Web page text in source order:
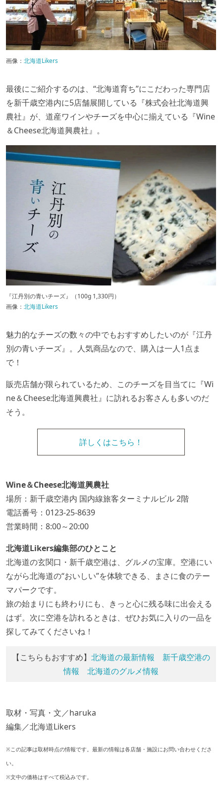
画像： 北海道Likers
最後にご紹介するのは、“北海道育ち”にこだわった専門店
を新千歳空港内に5店舗展開している『株式会社北海道興
農社』が、道産ワインやチーズを中心に揃えている『Wine
＆Cheese北海道興農社』。
『江丹別の青いチーズ』（100g 1,330円）
画像： 北海道Likers
魅力的なチーズの数々の中でもおすすめしたいのが『江丹
別の青いチーズ』。人気商品なので、購入は一人1点ま
で！
販売店舗が限られているため、このチーズを目当てに『Wi
ne＆Cheese北海道興農社』に訪れるお客さんも多いのだ
そう。
詳しくはこちら！
Wine＆Cheese北海道興農社
場所：新千歳空港内 国内線旅客ターミナルビル 2階
電話番号：0123-25-8639
営業時間：8:00～20:00
北海道Likers編集部のひとこと
北海道の玄関口・新千歳空港は、グルメの宝庫。空港にい
ながら北海道の“おいしい”を体験できる、まさに食のテー
マパークです。
旅の始まりにも終わりにも、きっと心に残る味に出会える
はず。次に空港を訪れるときは、ぜひお気に入りの一品を
探してみてくださいね！
【こちらもおすすめ】 北海道の最新情報
新千歳空港の
情報
北海道のグルメ情報
取材・写真・文／haruka
編集／北海道Likers
※この記事は取材時点の情報です。最新の情報は各店舗・施設にお問い合わせくださ
い。
※文中の価格はすべて税込みです。